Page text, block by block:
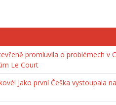
promluvila o problémech v
Le Court
Jako první Češka vystoupala